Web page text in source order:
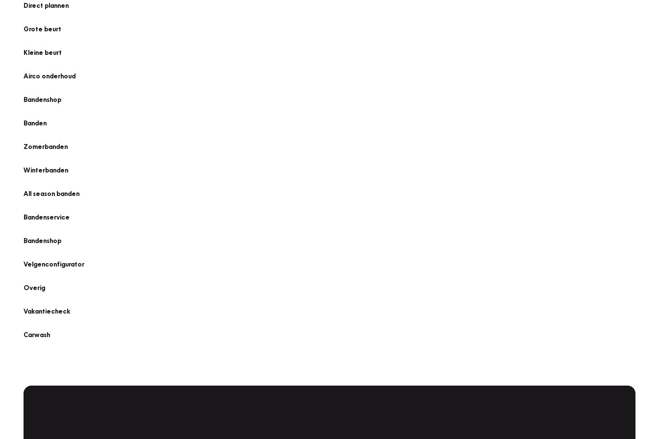
Direct plannen
Grote beurt
Kleine beurt
Airco onderhoud
Bandenshop
Banden
Zomerbanden
Winterbanden
All season banden
Bandenservice
Bandenshop
Velgenconfigurator
Overig
Vakantiecheck
Carwash